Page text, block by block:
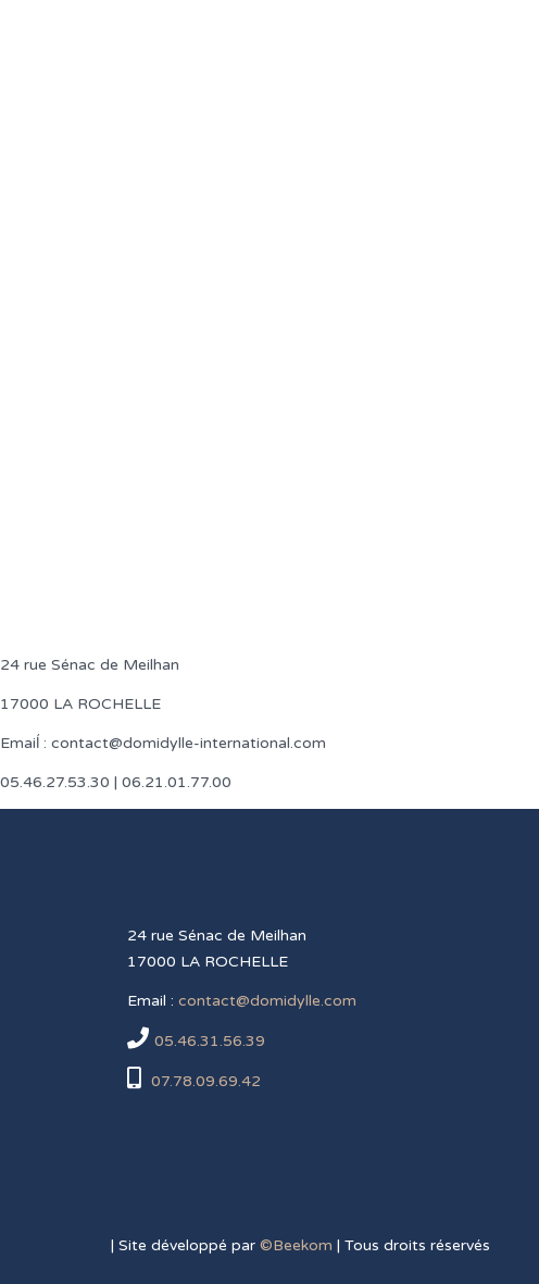
24 rue Sénac de Meilhan
17000 LA ROCHELLE
Emaiĺ : contact@domidylle-international.com
05.46.27.53.30 | 06.21.01.77.00
24 rue Sénac de Meilhan
17000 LA ROCHELLE
Email : contact@domidylle.com
05.46.31.56.39
07.78.09.69.42
| Site développé par ©Beekom | Tous droits réservés